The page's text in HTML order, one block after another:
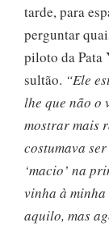
tarde, para
perguntar
piloto da Pata
sultão. “Ele
lhe que não o
mostrar mais
costumava
‘macio’ na
vinha à
aquilo, mas